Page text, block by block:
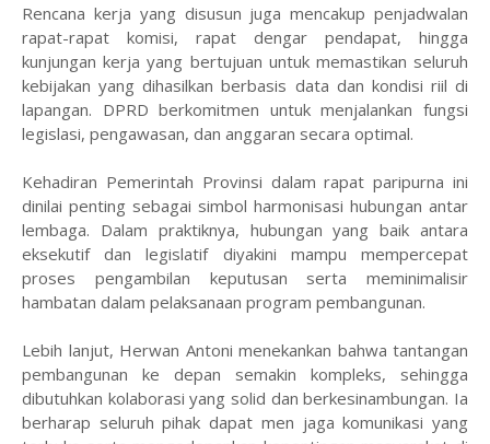
Rencana kerja yang disusun juga mencakup penjadwalan
rapat-rapat komisi, rapat dengar pendapat, hingga
kunjungan kerja yang bertujuan untuk memastikan seluruh
kebijakan yang dihasilkan berbasis data dan kondisi riil di
lapangan. DPRD berkomitmen untuk menjalankan fungsi
legislasi, pengawasan, dan anggaran secara optimal.
Kehadiran Pemerintah Provinsi dalam rapat paripurna ini
dinilai penting sebagai simbol harmonisasi hubungan antar
lembaga. Dalam praktiknya, hubungan yang baik antara
eksekutif dan legislatif diyakini mampu mempercepat
proses pengambilan keputusan serta meminimalisir
hambatan dalam pelaksanaan program pembangunan.
Lebih lanjut, Herwan Antoni menekankan bahwa tantangan
pembangunan ke depan semakin kompleks, sehingga
dibutuhkan kolaborasi yang solid dan berkesinambungan. Ia
berharap seluruh pihak dapat men jaga komunikasi yang